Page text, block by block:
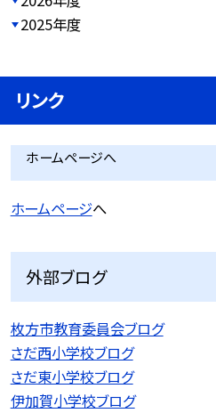
2025年度
リンク
ホームページへ
ホームページへ
外部ブログ
枚方市教育委員会ブログ
さだ西小学校ブログ
さだ東小学校ブログ
伊加賀小学校ブログ